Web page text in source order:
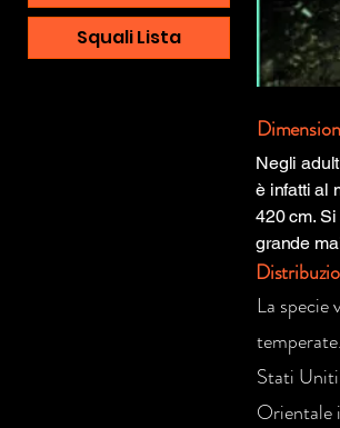
Squali Lista
Negli
è infatti al
420 cm.
grande
La specie
Stati
Orientale